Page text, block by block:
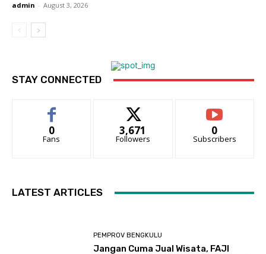
admin - August 3, 2026
STAY CONNECTED
0
Fans
3,671
Followers
0
Subscribers
LATEST ARTICLES
PEMPROV BENGKULU
Jangan Cuma Jual Wisata, FAJI